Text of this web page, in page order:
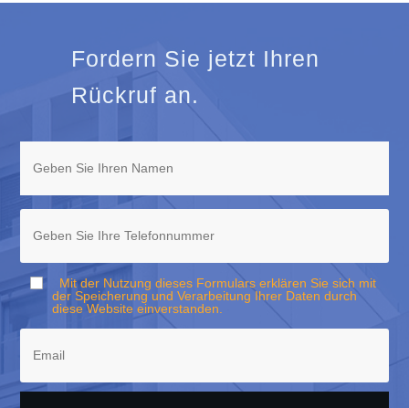
Fordern Sie jetzt Ihren
Rückruf an.
Mit der Nutzung dieses Formulars erklären Sie sich mit
der Speicherung und Verarbeitung Ihrer Daten durch
diese Website einverstanden.